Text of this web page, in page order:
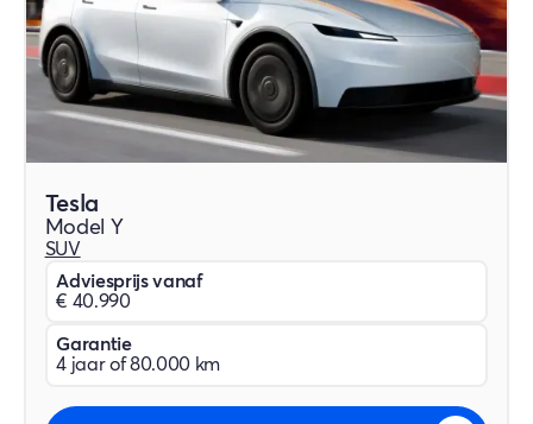
Tesla
Model Y
SUV
Adviesprijs vanaf
€ 40.990
Garantie
4 jaar of 80.000 km